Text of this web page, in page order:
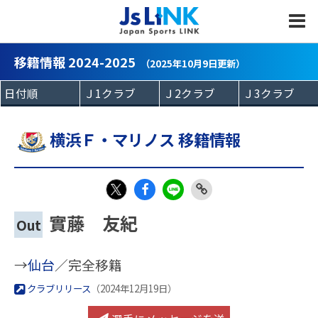
移籍情報 2024-2025 （2025年10月9日更新）
横浜Ｆ・マリノス 移籍情報
eb
Out 實藤 友紀
→仙台／完全移籍
クラブリリース （2024年12月19日）